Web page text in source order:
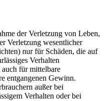
der Verletzung von Leben,
Verletzung wesentlicher
nur für Schäden, die auf
Verhalten
für mittelbare
entgangenen Gewinn.
außer bei
Verhalten oder bei